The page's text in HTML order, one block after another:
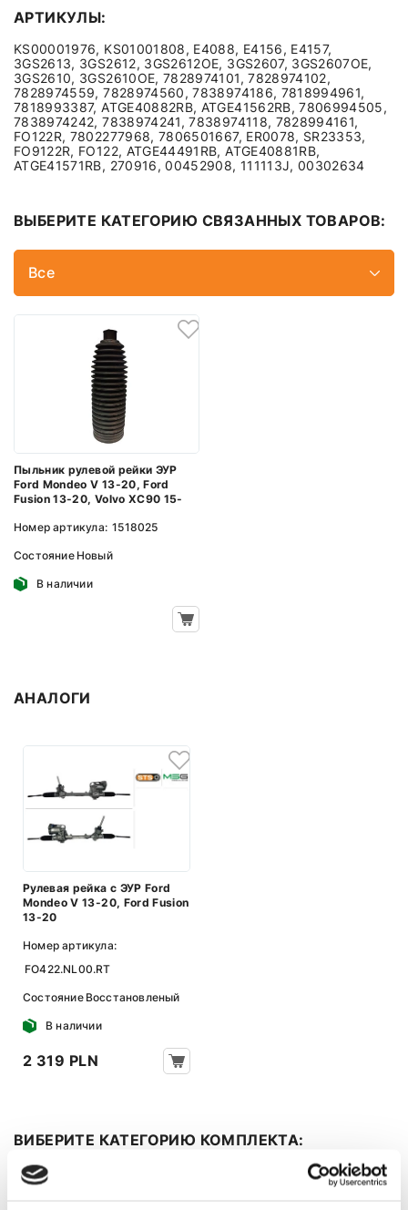
АРТИКУЛЫ:
KS00001976, KS01001808, E4088, E4156, E4157,
3GS2613, 3GS2612, 3GS2612OE, 3GS2607, 3GS2607OE,
3GS2610, 3GS2610OE, 7828974101, 7828974102,
7828974559, 7828974560, 7838974186, 7818994961,
7818993387, ATGE40882RB, ATGE41562RB, 7806994505,
7838974242, 7838974241, 7838974118, 7828994161,
FO122R, 7802277968, 7806501667, ER0078, SR23353,
FO9122R, FO122, ATGE44491RB, ATGE40881RB,
ATGE41571RB, 270916, 00452908, 111113J, 00302634
ВЫБЕРИТЕ КАТЕГОРИЮ СВЯЗАННЫХ ТОВАРОВ:
Все
Пыльник рулевой рейки ЭУР
Ford Mondeo V 13-20, Ford
Fusion 13-20, Volvo XC90 15-
Номер артикула: 1518025
Состояние Новый
В наличии
АНАЛОГИ
Рулевая рейка с ЭУР Ford
Mondeo V 13-20, Ford Fusion
13-20
Номер артикула:
FO422.NL00.RT
Состояние Восстановленый
В наличии
2 319 PLN
ВИБЕРИТЕ КАТЕГОРИЮ КОМПЛЕКТА:
Все